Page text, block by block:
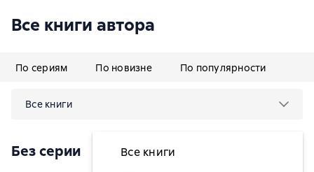
Все книги автора
По сериям По новизне По популярности
Все книги
Все книги
Без серии